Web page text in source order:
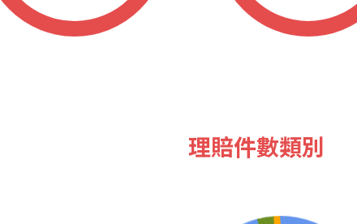
理賠件數類別